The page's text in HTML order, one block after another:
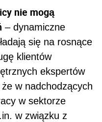
nie mogą
– dynamiczne
się na rosnące
klientów
ekspertów
w nadchodzących
w sektorze
w związku z